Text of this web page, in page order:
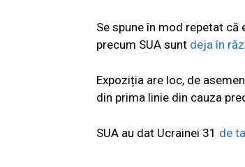
Se spune în mod repetat
precum SUA sunt deja în
Expoziția are loc, de
din prima linie din cauza
SUA au dat Ucrainei 31 de